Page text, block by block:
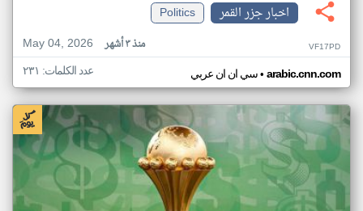
اخبار جزر القمر
Politics
May 04, 2026
منذ ٣ أشهر VF17PD
سي ان ان عربي• arabic.cnn.com عدد الكلمات: ٢٣١